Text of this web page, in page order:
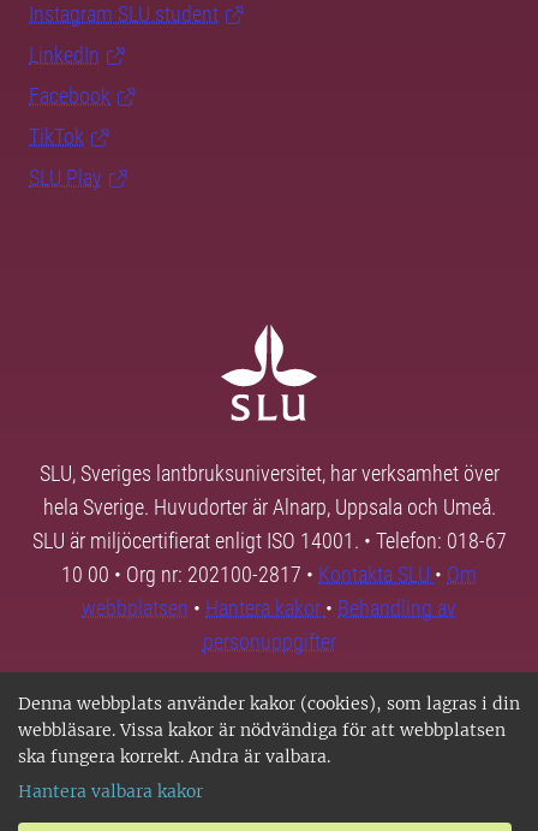
Denna webbplats använder kakor (cookies), som lagras i din
webbläsare. Vissa kakor är nödvändiga för att webbplatsen
ska fungera korrekt. Andra är valbara.
Hantera valbara kakor
Instagram SLU.student
LinkedIn
Facebook
TikTok
SLU Play
SLU, Sveriges lantbruksuniversitet, har verksamhet över
hela Sverige. Huvudorter är Alnarp, Uppsala och Umeå.
SLU är miljöcertifierat enligt ISO 14001. • Telefon: 018-67
10 00 • Org nr: 202100-2817 • Kontakta SLU • Om
webbplatsen • Hantera kakor • Behandling av
personuppgifter